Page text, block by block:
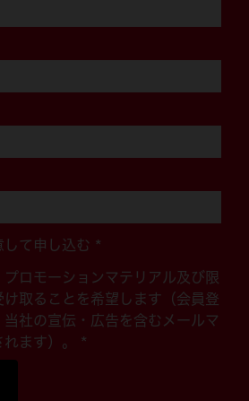
して申し込む *
ロモーションマテリアル及び限
取ることを希望します（会員登
社の宣伝・広告を含むメールマ
れます）。 *